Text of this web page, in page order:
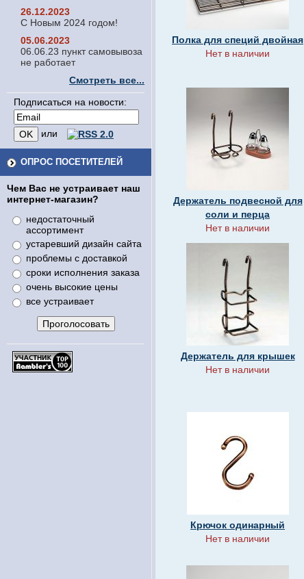
26.12.2023
С Новым 2024 годом!
05.06.2023
06.06.23 пункт самовывоза
не работает
Смотреть все...
Подписаться на новости:
или
ОПРОС ПОСЕТИТЕЛЕЙ
Чем Вас не устраивает наш
интернет-магазин?
недостаточный
ассортимент
устаревший дизайн сайта
проблемы с доставкой
сроки исполнения заказа
очень высокие цены
все устраивает
Полка для специй двойная
Нет в наличии
Держатель подвесной для
соли и перца
Нет в наличии
Держатель для крышек
Нет в наличии
Крючок одинарный
Нет в наличии